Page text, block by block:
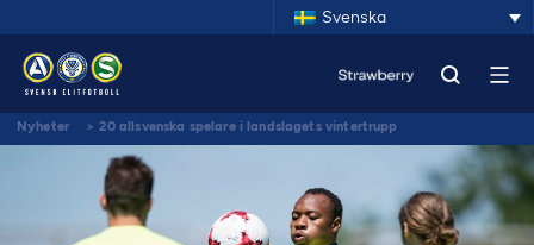
Svenska
Nyheter > 20 allsvenska spelare i landslagets vintertrupp